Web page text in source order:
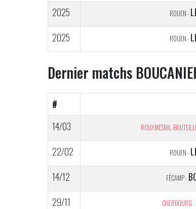
2025
ROUEN -
2025
ROUEN -
Dernier matchs
#
14/03
ROUXMESNIL-
22/02
ROUEN -
14/12
FÉCAMP -
29/11
CHERBOURG -